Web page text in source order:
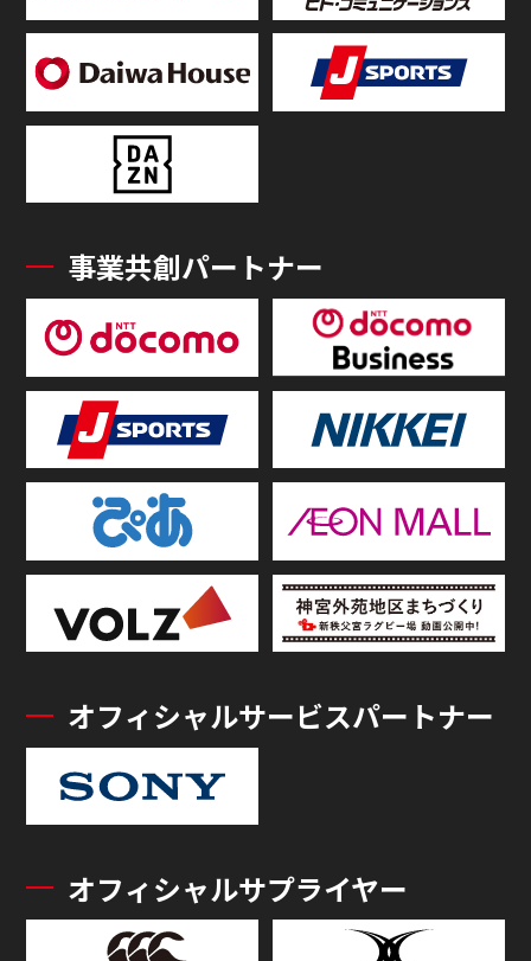
事業共創パートナー
オフィシャルサービスパートナー
オフィシャルサプライヤー